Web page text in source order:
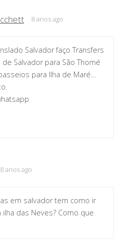
8 anos ago
Salvador faço Transfers
Salvador para São Thomé
para Ilha de Maré…
8 anos ago
em salvador tem como ir
das Neves? Como que